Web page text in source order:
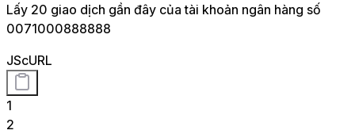
Lấy 20 giao dịch gần đây của tài khoản ngân hàng số
0071000888888
JScURL
1
2